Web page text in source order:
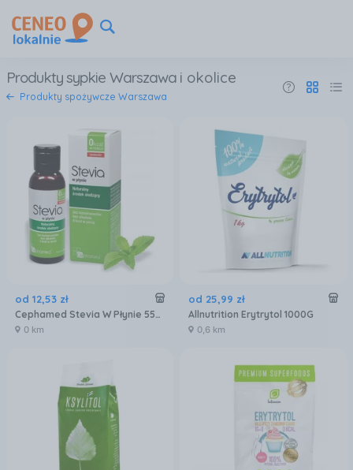
Produkty sypkie Warszawa i okolice
Produkty spożywcze Warszawa
od 12,53 zł
Cephamed Stevia W Płynie 55Ml
0 km
od 25,99 zł
Allnutrition Erytrytol 1000G
0,6 km